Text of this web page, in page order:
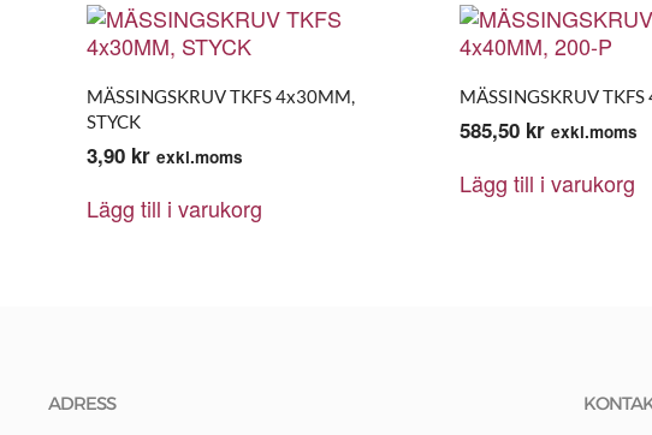
MÄSSINGSKRUV TKFS 4x30MM,
STYCK
3,90 kr exkl.moms
Lägg till i varukorg
MÄSSINGSKRUV
585,50 kr exkl.moms
Lägg till i varukorg
ADRESS